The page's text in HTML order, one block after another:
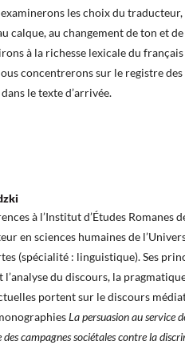
les choix du traducteur,
calque, au changement de ton et
à la richesse lexicale du français
concentrerons sur le registre
le texte d’arrivée.
à l’Institut d’Études Romanes
en sciences humaines de
(spécialité : linguistique). Ses
du discours, la
portent sur le discours
La persuasion au service
campagnes sociétales contre la